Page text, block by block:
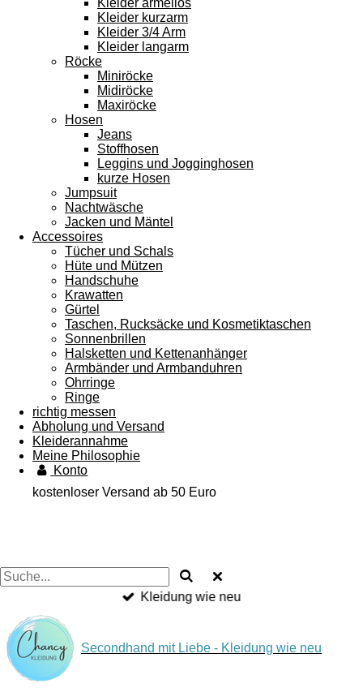
Kleider ärmellos
Kleider kurzarm
Kleider 3/4 Arm
Kleider langarm
Röcke
Miniröcke
Midiröcke
Maxiröcke
Hosen
Jeans
Stoffhosen
Leggins und Jogginghosen
kurze Hosen
Jumpsuit
Nachtwäsche
Jacken und Mäntel
Accessoires
Tücher und Schals
Hüte und Mützen
Handschuhe
Krawatten
Gürtel
Taschen, Rucksäcke und Kosmetiktaschen
Sonnenbrillen
Halsketten und Kettenanhänger
Armbänder und Armbanduhren
Ohrringe
Ringe
richtig messen
Abholung und Versand
Kleiderannahme
Meine Philosophie
Konto
kostenloser Versand ab 50 Euro
Kleidung wie neu
Secondhand mit Liebe - Kleidung wie neu